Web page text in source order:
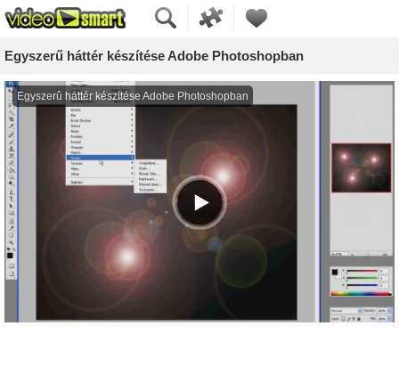
Egyszerű háttér készítése Adobe Photoshopban